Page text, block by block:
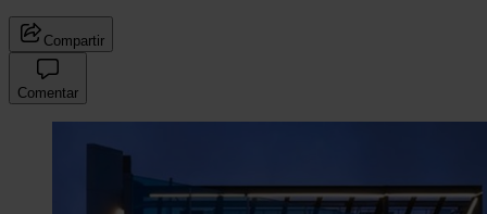
Compartir
Comentar